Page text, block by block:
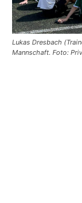
Lukas Dresbach
Mannschaft. Foto: